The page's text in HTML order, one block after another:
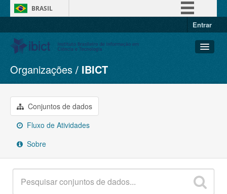
BRASIL
Entrar
Conjuntos de dados
Organizações
Grupos
Sobre
Organizações IBICT
Conjuntos de dados
Fluxo de Atividades
Sobre